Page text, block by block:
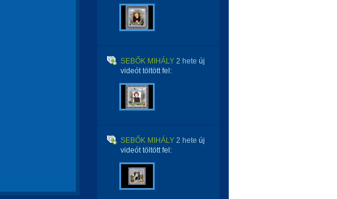
SEBŐK MIHÁLY 2 hete új
videót töltött fel:
SEBŐK MIHÁLY 2 hete új
videót töltött fel: